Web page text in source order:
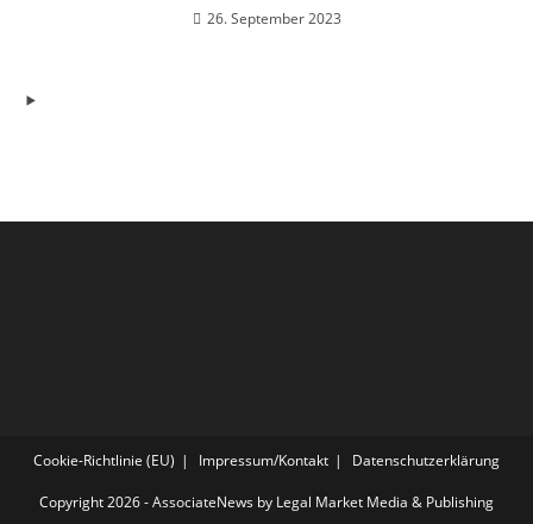
26. September 2023
Cookie-Richtlinie (EU) Impressum/Kontakt Datenschutzerklärung
Copyright 2026 - AssociateNews by Legal Market Media & Publishing